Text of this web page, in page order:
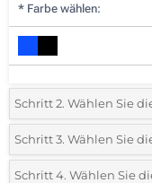
* Farbe wählen:
Schritt 2. Wählen Sie
*Wählen Sie die Druck-
1 Farbig (Vorderseite)
Schritt 3. Wählen Sie
*Bitte wählen Sie Ihre
Schritt 4. Wählen Sie